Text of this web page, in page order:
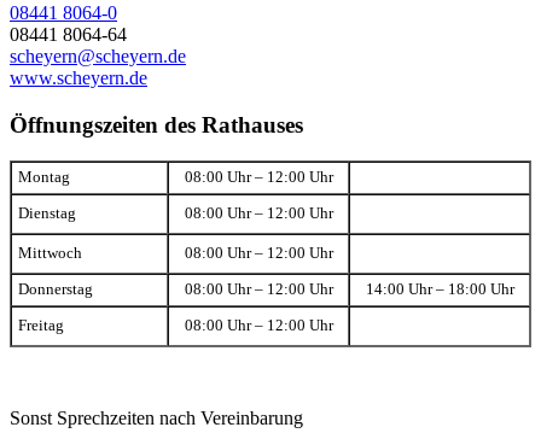
08441 8064-0
08441 8064-64
scheyern@scheyern.de
www.scheyern.de
Öffnungszeiten des Rathauses
Montag 08:00 Uhr – 12:00 Uhr
Dienstag 08:00 Uhr – 12:00 Uhr
Mittwoch 08:00 Uhr – 12:00 Uhr
Donnerstag 08:00 Uhr – 12:00 Uhr 14:00 Uhr – 18:00 Uhr
Freitag 08:00 Uhr – 12:00 Uhr
Sonst Sprechzeiten nach Vereinbarung